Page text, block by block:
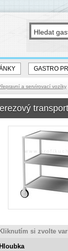
GASTRO
a servírovací vozíky
Kliknutím si zvolte
Hloubka